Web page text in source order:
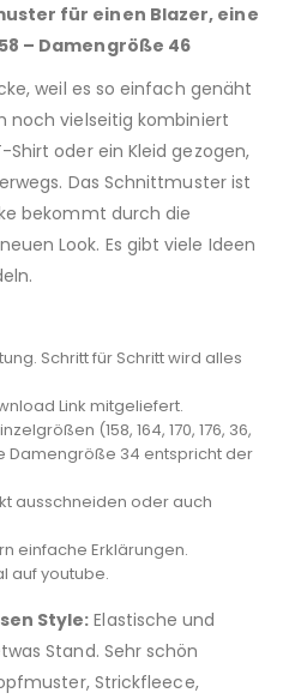
für einen Blazer, eine
– Damengröße 46
weil es so einfach genäht
noch vielseitig kombiniert
oder ein Kleid gezogen,
Das Schnittmuster ist
bekommt durch die
Look. Es gibt viele Ideen
Schritt für Schritt wird alles
Link mitgeliefert.
(158, 164, 170, 176, 36,
Damengröße 34 entspricht der
ausschneiden oder auch
einfache Erklärungen.
auf youtube.
Style: Elastische und
Stand. Sehr schön
Strickfleece,